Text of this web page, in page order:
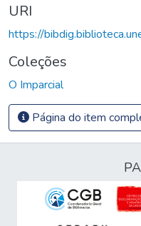
URI
https://
Coleções
O Imparcial
Página do item